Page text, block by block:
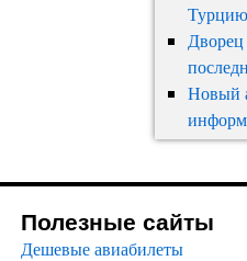
Турцию
Дворец
Новый
Полезные сайты
Дешевые авиабилеты